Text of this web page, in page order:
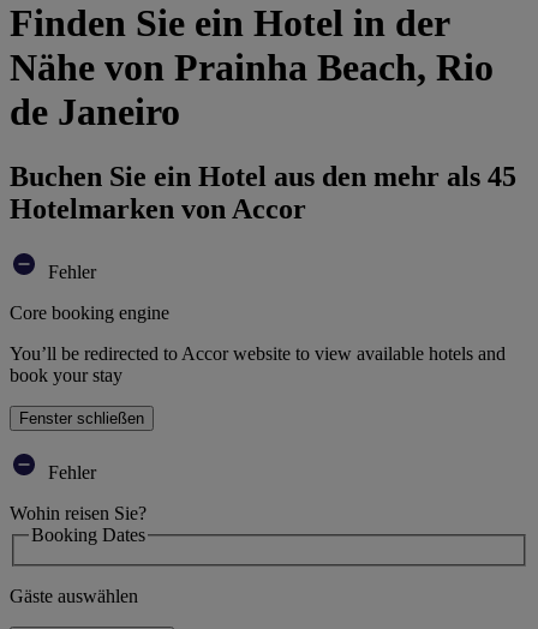
Finden Sie ein Hotel in der
Nähe von Prainha Beach, Rio
de Janeiro
Buchen Sie ein Hotel aus den mehr als 45
Hotelmarken von Accor
Fehler
Core booking engine
You’ll be redirected to Accor website to view available hotels and
book your stay
Fenster schließen
Fehler
Wohin reisen Sie?
Booking Dates
Gäste auswählen